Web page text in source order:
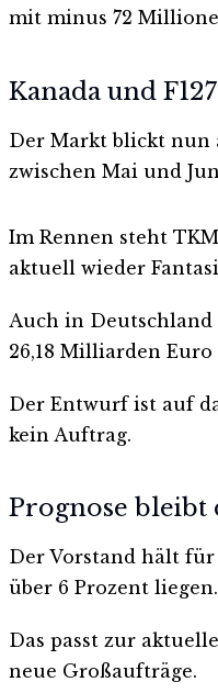
mit minus 72
Kanada und
Der Markt blickt nun
zwischen Mai und
Im Rennen steht
aktuell wieder
Auch in Deutschland
26,18 Milliarden
Der Entwurf ist auf
kein Auftrag.
Prognose bleibt
Der Vorstand hält für
über 6 Prozent liegen.
Das passt zur
neue Großaufträge.